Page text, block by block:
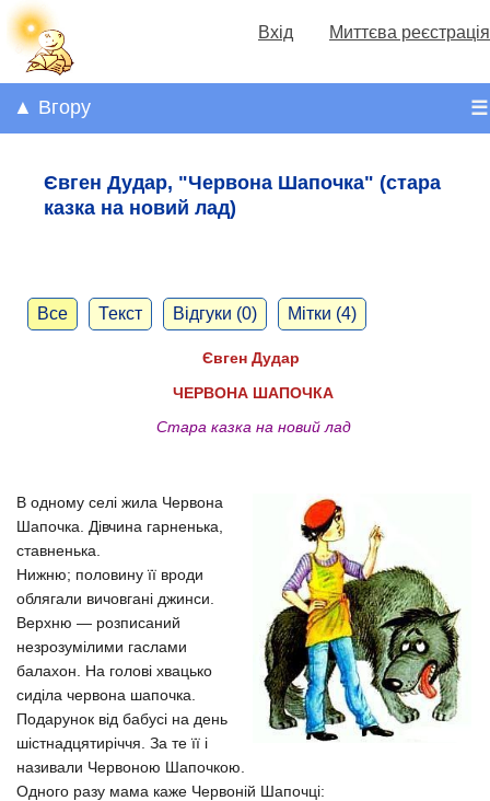
Вхід Миттєва реєстрація
☰
▲ Вгору
Євген Дудар, "Червона Шапочка" (стара
казка на новий лад)
Все Текст Відгуки (0) Мітки (4)
Євген Дудар
ЧЕРВОНА ШАПОЧКА
Стара казка на новий лад
В одному селі жила Червона
Шапочка. Дівчина гарненька,
ставненька.
Нижню; половину її вроди
облягали вичовгані джинси.
Верхню — розписаний
незрозумілими гаслами
балахон. На голові хвацько
сиділа червона шапочка.
Подарунок від бабусі на день
шістнадцятиріччя. За те її і
називали Червоною Шапочкою.
Одного разу мама каже Червоній Шапочці: